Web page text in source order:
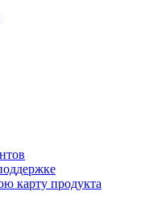
карту продукта